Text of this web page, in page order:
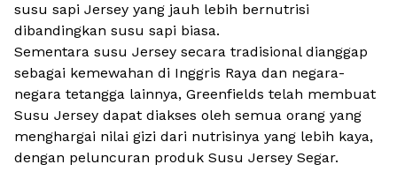
susu sapi Jersey yang jauh lebih bernutrisi
dibandingkan susu sapi biasa.
Sementara susu Jersey secara tradisional dianggap
sebagai kemewahan di Inggris Raya dan negara-
negara tetangga lainnya, Greenfields telah membuat
Susu Jersey dapat diakses oleh semua orang yang
menghargai nilai gizi dari nutrisinya yang lebih kaya,
dengan peluncuran produk Susu Jersey Segar.